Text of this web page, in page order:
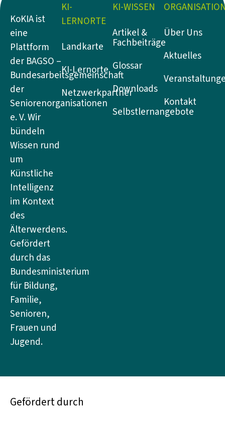
KoKIA ist
eine
Plattform
der BAGSO –
Bundesarbeitsgemeinschaft
der
Seniorenorganisationen
e. V. Wir
bündeln
Wissen rund
um
Künstliche
Intelligenz
im Kontext
des
Älterwerdens.
Gefördert
durch das
Bundesministerium
für Bildung,
Familie,
Senioren,
Frauen und
Jugend.
KI-
LERNORTE
Landkarte
KI-Lernorte
Netzwerkpartner
KI-WISSEN
Artikel &
Fachbeiträge
Glossar
Downloads
Selbstlernangebote
Über Uns
Aktuelles
Kontakt
Gefördert durch